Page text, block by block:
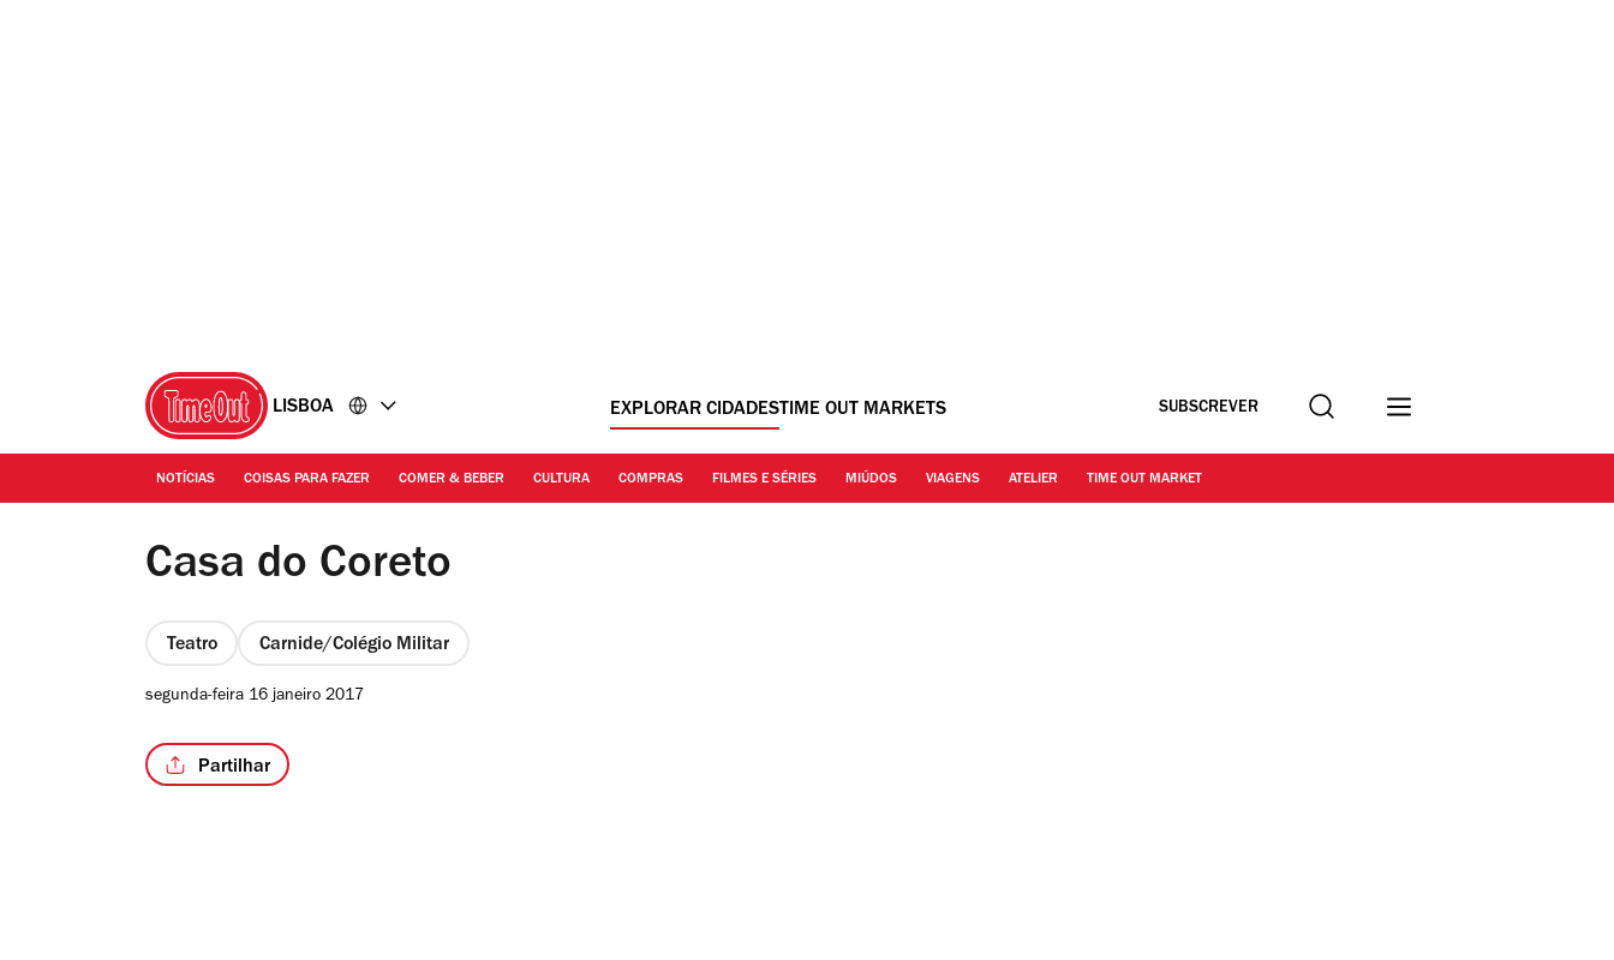
LISBOA EXPLORAR CIDADESTIME OUT MARKETS SUBSCREVER Procurar
NOTÍCIAS COISAS PARA FAZER COMER & BEBER CULTURA COMPRAS FILMES E SÉRIES MIÚDOS VIAGENS ATELIER TIME OUT MARKET
Casa do Coreto
Teatro Carnide/Colégio Militar
segunda-feira 16 janeiro 2017
Partilhar